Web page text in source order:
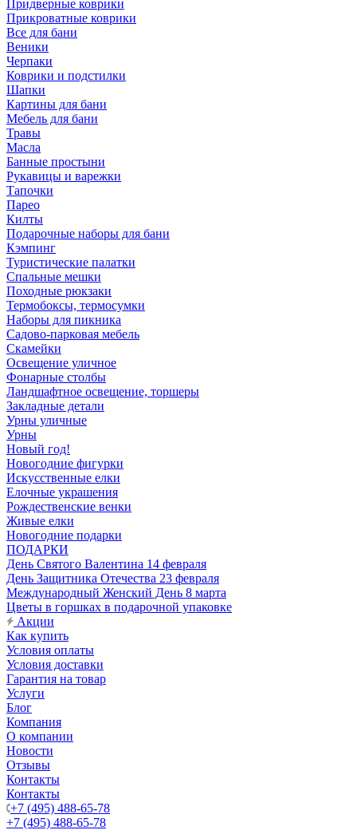
Придверные коврики
Прикроватные коврики
Все для бани
Веники
Черпаки
Коврики и подстилки
Шапки
Картины для бани
Мебель для бани
Травы
Масла
Банные простыни
Рукавицы и варежки
Тапочки
Парео
Килты
Подарочные наборы для бани
Кэмпинг
Туристические палатки
Спальные мешки
Походные рюкзаки
Термобоксы, термосумки
Наборы для пикника
Садово-парковая мебель
Скамейки
Освещение уличное
Фонарные столбы
Ландшафтное освещение, торшеры
Закладные детали
Урны уличные
Урны
Новый год!
Новогодние фигурки
Искусственные елки
Елочные украшения
Рождественские венки
Живые елки
Новогодние подарки
ПОДАРКИ
День Святого Валентина 14 февраля
День Защитника Отечества 23 февраля
Международный Женский День 8 марта
Цветы в горшках в подарочной упаковке
Акции
Как купить
Условия оплаты
Условия доставки
Гарантия на товар
Услуги
Блог
Компания
О компании
Новости
Отзывы
Контакты
Контакты
+7 (495) 488-65-78
+7 (495) 488-65-78